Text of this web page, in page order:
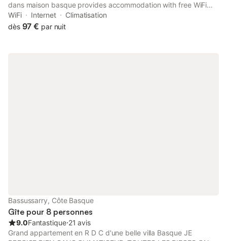
dans maison basque provides accommodation with free WiFi
and free private parking.
WiFi Internet
Climatisation
dès 97 € par nuit
Bassussarry, Côte Basque
Gîte pour 8 personnes
9.0Fantastique⋅21 avis
Grand appartement en R D C d'une belle villa Basque JE